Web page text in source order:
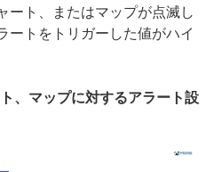
ート、またはマップが点滅し
ートをトリガーした値がハイ
、マップに対するアラート設